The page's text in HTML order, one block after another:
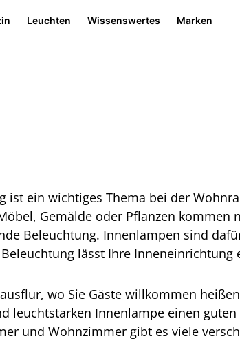
Leuchten Wissenswertes Marken
ist ein wichtiges Thema bei der
Gemälde oder Pflanzen kommen
Beleuchtung. Innenlampen sind
lässt Ihre Inneneinrichtung
wo Sie Gäste willkommen
leuchtstarken Innenlampe einen
und Wohnzimmer gibt es viele